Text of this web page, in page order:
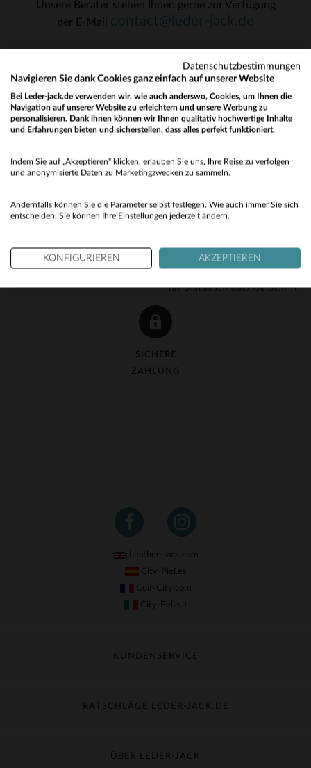
KOSTENLOSE LIEFERUNG
ab 150 €
KOSTENLOSE 90-TAGE-
RÜCKGABE
für Umtausch oder Gutschrift
SICHERE
ZAHLUNG
Unsere Berater stehen Ihnen gerne zur Verfügung
per E-Mail
UNSERE VERTRAUENSWÜRDIGEN PARTNER
Leather-Jack.com
City-Piel.es
Cuir-City.com
City-Pelle.it
KUNDENSERVICE
Umtausch & Widerruf
Kundenservice kontaktieren
RATSCHLÄGE LEDER-JACK.DE
Material-Guide
ÜBER LEDER-JACK
No
Datenschutzbestimmungen
Navigieren Sie dank Cookies ganz einfach auf unserer Website
Bei Leder-jack.de verwenden wir, wie auch anderswo, Cookies, um Ihnen die
Navigation auf unserer Website zu erleichtern und unsere Werbung zu
personalisieren. Dank ihnen können wir Ihnen qualitativ hochwertige Inhalte
und Erfahrungen bieten und sicherstellen, dass alles perfekt funktioniert.
Indem Sie auf „Akzeptieren“ klicken, erlauben Sie uns, Ihre Reise zu verfolgen
und anonymisierte Daten zu Marketingzwecken zu sammeln.
Andernfalls können Sie die Parameter selbst festlegen. Wie auch immer Sie sich
entscheiden, Sie können Ihre Einstellungen jederzeit ändern.
KONFIGURIEREN AKZEPTIEREN